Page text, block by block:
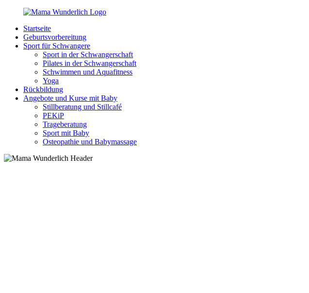
Zurück
Inhalt
MamaWunderlich.de
Mutti
sein
wunderbar!
Startseite
Geburtsvorbereitung
Sport für Schwangere
Sport in der Schwangerschaft
Pilates in der Schwangerschaft
Schwimmen und Aquafitness
Yoga
Rückbildung
Angebote und Kurse mit Baby
Stillberatung und Stillcafé
PEKiP
Trageberatung
Sport mit Baby
Osteopathie und Babymassage